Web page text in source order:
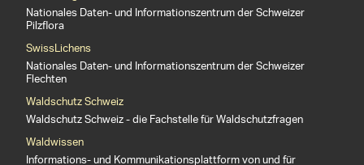
Nationales Daten- und Informationszentrum der Schweizer
Pilzflora
SwissLichens
Nationales Daten- und Informationszentrum der Schweizer
Flechten
Waldschutz Schweiz
Waldschutz Schweiz - die Fachstelle für Waldschutzfragen
Waldwissen